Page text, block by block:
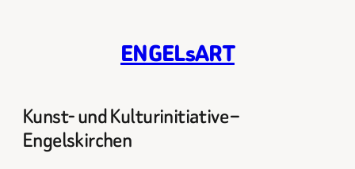
ENGELsART
Kunst- und Kulturinitiative –
Engelskirchen